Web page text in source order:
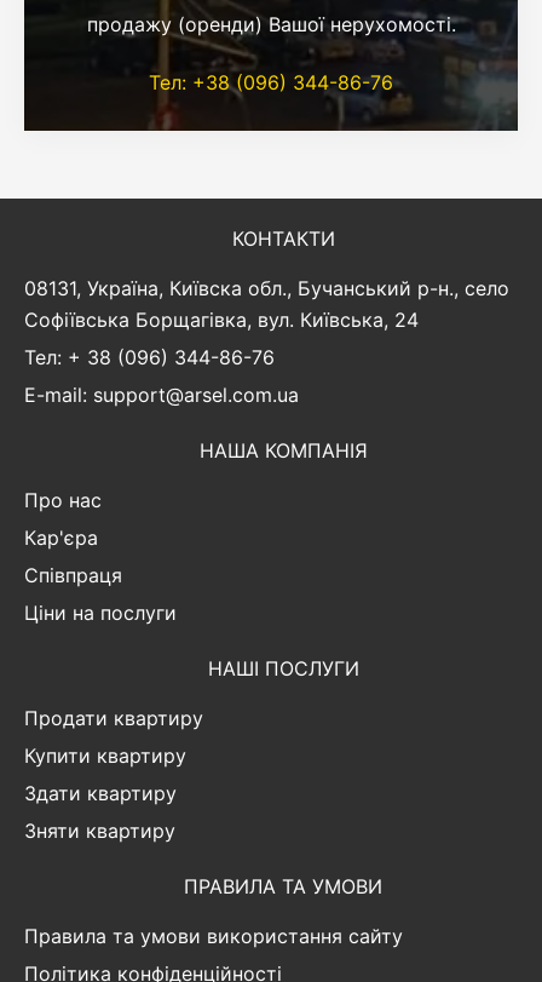
продажу (оренди) Вашої нерухомості.
Тел: +38 (096) 344-86-76
КОНТАКТИ
08131, Україна, Київска обл., Бучанський р-н., село
Софіївська Борщагівка, вул. Київська, 24
Тел: + 38 (096) 344-86-76
E-mail: support@arsel.com.ua
НАША КОМПАНІЯ
Про нас
Кар'єра
Співпраця
Ціни на послуги
НАШІ ПОСЛУГИ
Продати квартиру
Купити квартиру
Здати квартиру
Зняти квартиру
ПРАВИЛА ТА УМОВИ
Правила та умови використання сайту
Політика конфіденційності